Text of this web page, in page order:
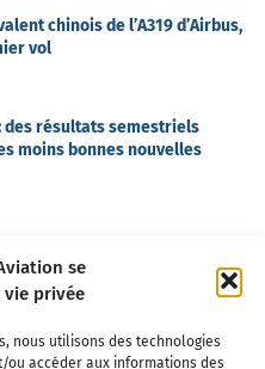
se
privée
nous utilisons des technologies
accéder aux informations des
chinois de l’A319 d’Airbus,
vol
des résultats semestriels
moins bonnes nouvelles
contacter
Partenaires